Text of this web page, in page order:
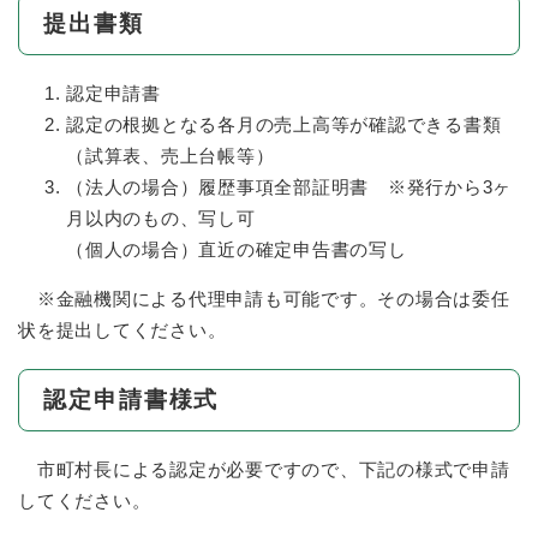
提出書類
認定申請書
認定の根拠となる各月の売上高等が確認できる書類
（試算表、売上台帳等）
（法人の場合）履歴事項全部証明書 ※発行から3ヶ
月以内のもの、写し可
（個人の場合）直近の確定申告書の写し
※金融機関による代理申請も可能です。その場合は委任
状を提出してください。
認定申請書様式
市町村長による認定が必要ですので、下記の様式で申請
してください。